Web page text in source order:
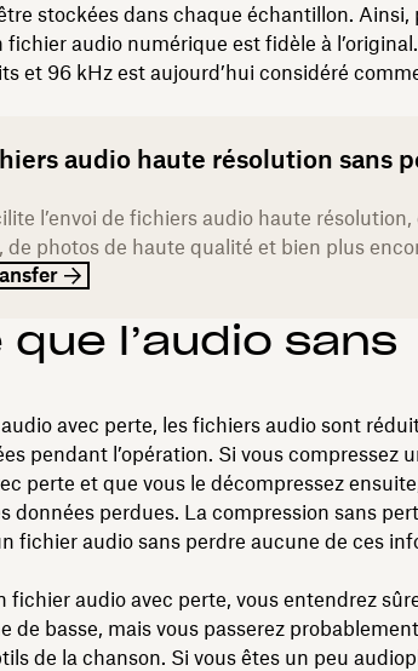
stockées dans chaque échantillon. Ainsi,
fichier audio numérique est fidèle à l’original.
et 96 kHz est aujourd’hui considéré
audio haute résolution sans
l’envoi de fichiers audio haute résolution,
de photos de haute qualité et bien plus
que l’audio sans
avec perte, les fichiers audio sont
pendant l’opération. Si vous compressez
perte et que vous le décompressez
données perdues. La compression sans
fichier audio sans perdre aucune de ces
fichier audio avec perte, vous entendrez
de basse, mais vous passerez
de la chanson. Si vous êtes un peu